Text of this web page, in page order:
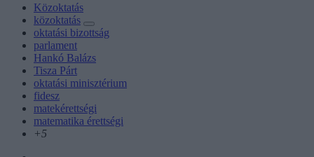
Közoktatás
közoktatás
oktatási bizottság
parlament
Hankó Balázs
Tisza Párt
oktatási minisztérium
fidesz
matekérettségi
matematika érettségi
+5